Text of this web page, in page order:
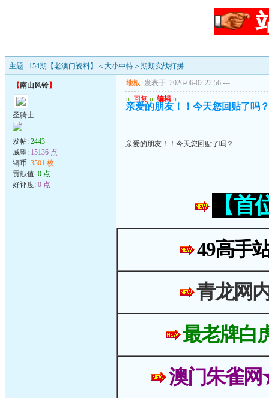
主题 : 154期【老澳门资料】＜大小中特＞期期实战打拼.
【南山风铃】
圣骑士
发帖: 2443
威望: 15136 点
铜币: 3501 枚
贡献值: 0 点
好评度: 0 点
地板 发表于: 2026-06-02 22:56 ---
u 回复 u 编辑 u
亲爱的朋友！！今天您回贴了吗？
亲爱的朋友！！今天您回贴了吗？
【
49高手
青龙网
最老牌白
澳门朱雀